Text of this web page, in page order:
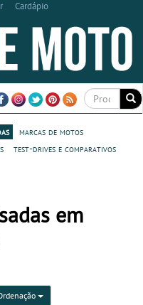
Cardápio
marcas de motos
test-drives e comparativos
em